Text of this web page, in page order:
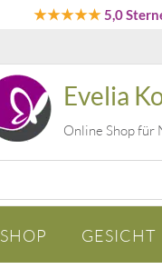
★★★★★5,0
Evelia
Online Shop für
SHOP GESICHT